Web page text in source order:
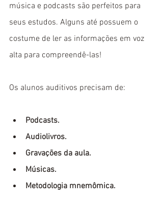
música e podcasts são perfeitos para
seus estudos. Alguns até possuem o
costume de ler as informações em voz
alta para compreendê-las!
Os alunos auditivos precisam de:
Podcasts.
Audiolivros.
Gravações da aula.
Músicas.
Metodologia mnemômica.